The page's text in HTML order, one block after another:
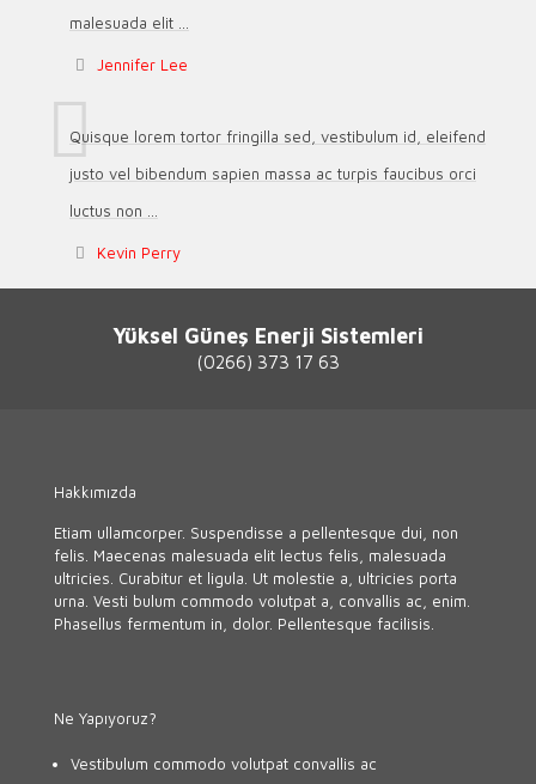
malesuada elit ...
Jennifer Lee
Quisque lorem tortor fringilla sed, vestibulum id, eleifend
justo vel bibendum sapien massa ac turpis faucibus orci
luctus non ...
Kevin Perry
Yüksel Güneş Enerji Sistemleri
(0266) 373 17 63
Hakkımızda
Etiam ullamcorper. Suspendisse a pellentesque dui, non
felis. Maecenas malesuada elit lectus felis, malesuada
ultricies. Curabitur et ligula. Ut molestie a, ultricies porta
urna. Vesti bulum commodo volutpat a, convallis ac, enim.
Phasellus fermentum in, dolor. Pellentesque facilisis.
Ne Yapıyoruz?
Vestibulum commodo volutpat convallis ac